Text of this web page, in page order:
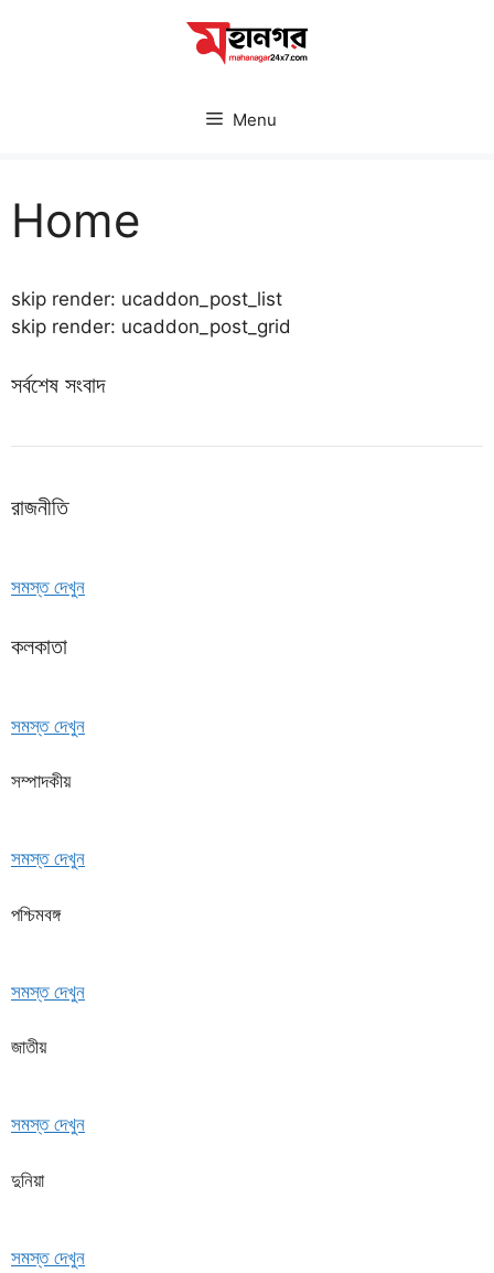
Menu
Home
skip render: ucaddon_post_list
skip render: ucaddon_post_grid
সর্বশেষ সংবাদ
রাজনীতি
সমস্ত দেখুন
কলকাতা
সমস্ত দেখুন
সম্পাদকীয়
সমস্ত দেখুন
পশ্চিমবঙ্গ
সমস্ত দেখুন
জাতীয়
সমস্ত দেখুন
দুনিয়া
সমস্ত দেখুন